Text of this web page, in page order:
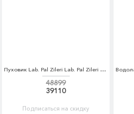
Пуховик Lab. Pal Zileri Lab. Pal Zileri LA059EMCEJK1
48899
39110
Подписаться на скидку